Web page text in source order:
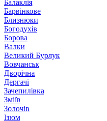
Балаклія
Барвінкове
Близнюки
Богодухів
Борова
Валки
Великий Бурлук
Вовчанськ
Дворічна
Дергачі
Зачепилівка
Зміїв
Золочів
Ізюм